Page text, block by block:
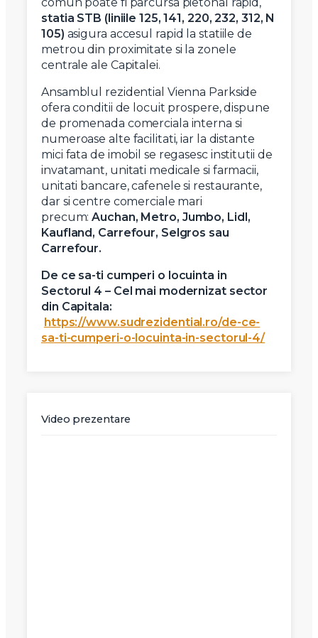
statia STB (liniile 125, 141, 220, 232, 312, N
105) asigura accesul rapid la statiile de
metrou din proximitate si la zonele
centrale ale Capitalei.
Ansamblul rezidential Vienna Parkside
ofera conditii de locuit prospere, dispune
de promenada comerciala interna si
numeroase alte facilitati, iar la distante
mici fata de imobil se regasesc institutii de
invatamant, unitati medicale si farmacii,
unitati bancare, cafenele si restaurante,
dar si centre comerciale mari
precum:Auchan, Metro, Jumbo, Lidl,
Kaufland, Carrefour, Selgros sau
Carrefour.
De ce sa-ti cumperi o locuinta in
Sectorul 4 – Cel mai modernizat sector
din Capitala:
https://www.sudrezidential.ro/de-ce-
sa-ti-cumperi-o-locuinta-in-sectorul-4/
Video prezentare